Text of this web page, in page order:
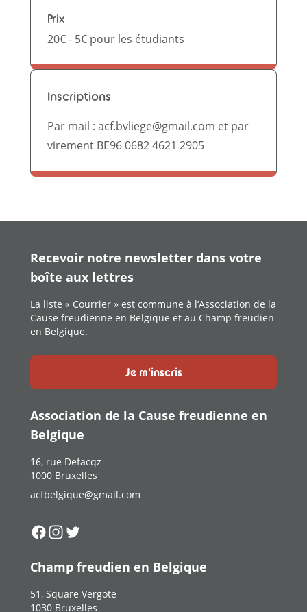
Prix
20€ - 5€ pour les étudiants
Inscriptions
Par mail : acf.bvliege@gmail.com et par
virement BE96 0682 4621 2905
Recevoir notre newsletter dans votre
boîte aux lettres
La liste « Courrier » est commune à l’Association de la
Cause freudienne en Belgique et au Champ freudien
en Belgique.
Je m'inscris
Association de la Cause freudienne en
Belgique
16, rue Defacqz
1000 Bruxelles
acfbelgique@gmail.com
Suivez-nous sur
Suivez-nous sur
Suivez-nous sur
Champ freudien en Belgique
51, Square Vergote
1030 Bruxelles